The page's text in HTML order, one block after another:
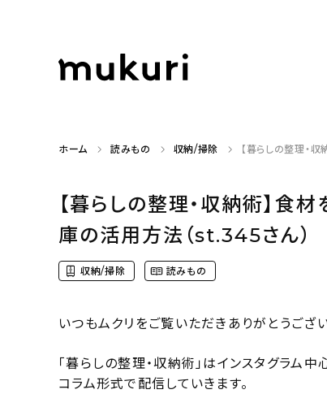
ホーム 読みもの 収納/掃除 【暮らしの整理・
【暮らしの整理・収納術】食
庫の活用方法（st.345さん）
収納/掃除 読みもの
いつもムクリをご覧いただきありがとうござい
「暮らしの整理・収納術」はインスタグラム
コラム形式で配信していきます。